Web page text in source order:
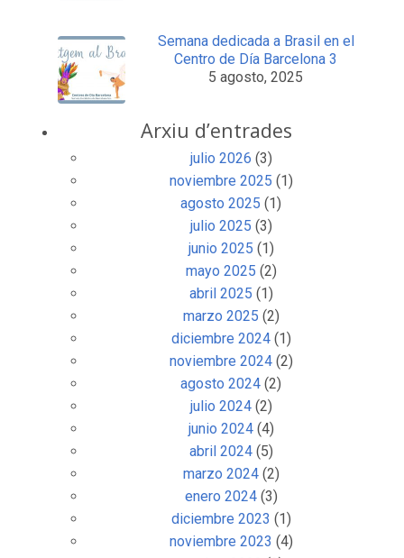
Semana dedicada a Brasil en el
Centro de Día Barcelona 3
5 agosto, 2025
Arxiu d’entrades
julio 2026 (3)
noviembre 2025 (1)
agosto 2025 (1)
julio 2025 (3)
junio 2025 (1)
mayo 2025 (2)
abril 2025 (1)
marzo 2025 (2)
diciembre 2024(1)
noviembre 2024(2)
agosto 2024 (2)
julio 2024(2)
junio 2024(4)
abril 2024(5)
marzo 2024(2)
enero 2024(3)
diciembre 2023 (1)
noviembre 2023 (4)